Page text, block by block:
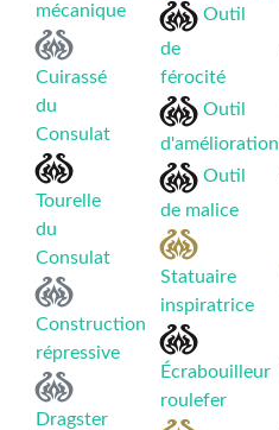
mécanique
Cuirassé
du
Consulat
Tourelle
du
Consulat
Construction
répressive
Dragster
Outil
de
férocité
Outil
d'amélioration
Outil
de malice
Statuaire
inspiratrice
Écrabouilleur
roulefer